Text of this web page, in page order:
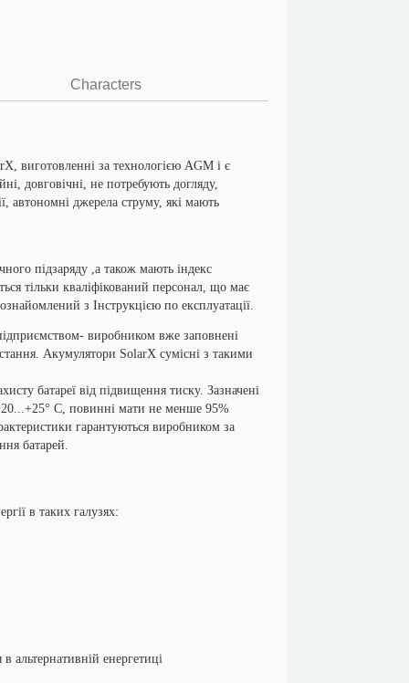
Characters
виготовленні за технологією AGM і є
довговічні, не потребують догляду,
автономні джерела струму, які мають
підзаряду ,а також мають індекс
тільки кваліфікований персонал, що має
з Інструкцією по експлуатації.
виробником вже заповнені
Акумулятори SolarX сумісні з такими
батареї від підвищення тиску. Зазначені
С, повинні мати не менше 95%
гарантуються виробником за
батарей.
в таких галузях:
альтернативній енергетиці